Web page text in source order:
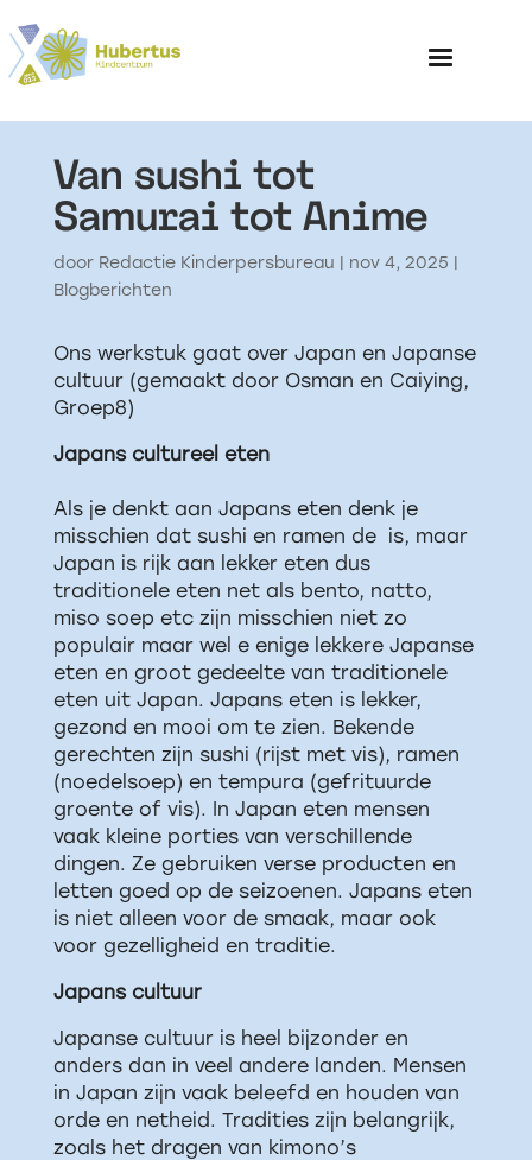
Over het
Van sushi tot
Samurai tot Anime
door Redactie Kinderpersbureau | nov 4, 2025 |
Blogberichten
Ons werkstuk gaat over Japan en Japanse
cultuur (gemaakt door Osman en Caiying,
Groep8)
Japans cultureel eten
Als je denkt aan Japans eten denk je
misschien dat sushi en ramen de is, maar
Japan is rijk aan lekker eten dus
traditionele eten net als bento, natto,
miso soep etc zijn misschien niet zo
populair maar wel e enige lekkere Japanse
eten en groot gedeelte van traditionele
eten uit Japan. Japans eten is lekker,
gezond en mooi om te zien. Bekende
gerechten zijn sushi (rijst met vis), ramen
(noedelsoep) en tempura (gefrituurde
groente of vis). In Japan eten mensen
vaak kleine porties van verschillende
dingen. Ze gebruiken verse producten en
letten goed op de seizoenen. Japans eten
is niet alleen voor de smaak, maar ook
voor gezelligheid en traditie.
Japans cultuur
Japanse cultuur is heel bijzonder en
anders dan in veel andere landen. Mensen
in Japan zijn vaak beleefd en houden van
orde en netheid. Tradities zijn belangrijk,
zoals het dragen van kimono’s